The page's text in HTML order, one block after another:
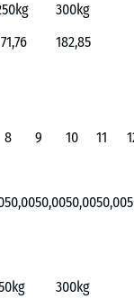
300kg
182,85
8 9 10 11
50,0050,0050,0050,00
300kg